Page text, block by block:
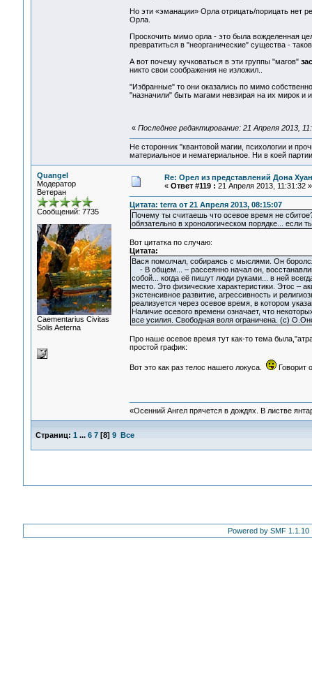
Но эти «эманации» Орла отрицать/порицать нет
Орла.
Проскочить мимо орла - это была вожделенная
превратиться в "неорганические" существа -
А вот почему кучковаться в эти группы "магов"
никто свои соображения не изложил..
"Избранные" то они оказались по мимо
"назначили" быть магами невзирая на их мирок и
« Последнее редактирование: 21 Апреля 2013,
Не сторонник "квантовой магии, психологии и
материальное и нематериальное. Ни в коей
Quangel
Модератор
Ветеран
Сообщений: 7735
Сaementarius Civitas
Solis Aeterna
Re: Орел из представлений Дона
« Ответ #119 : 21 Апреля 2013, 11:31:32 »
Цитата: terra от 21 Апреля 2013, 08:15:07
Почему ты считаешь что осевое время не
обязательно в хронологическом порядке... если
Вот цитатка по случаю:
Цитата:
Вася помолчал, собираясь с мыслями. Он
- В общем... – рассеянно начал он,
собой... когда её пишут люди руками... в ней
место. Это физические характеристики. Этос –
экстенсивное развитие, агрессивность и
реализуется через осевое время, в котором
Наличие осевого времени означает, что
все усилия. Свободная воля ограничена. (с)
Про наше осевое время тут как-то тема
простой график:
Вот это как раз телос нашего локуса. Говорит
«Осенний Ангел прячется в дождях. В листве
Страниц: 1 ... 6 7[8] 9 Все
Powered by SMF 1.1.10